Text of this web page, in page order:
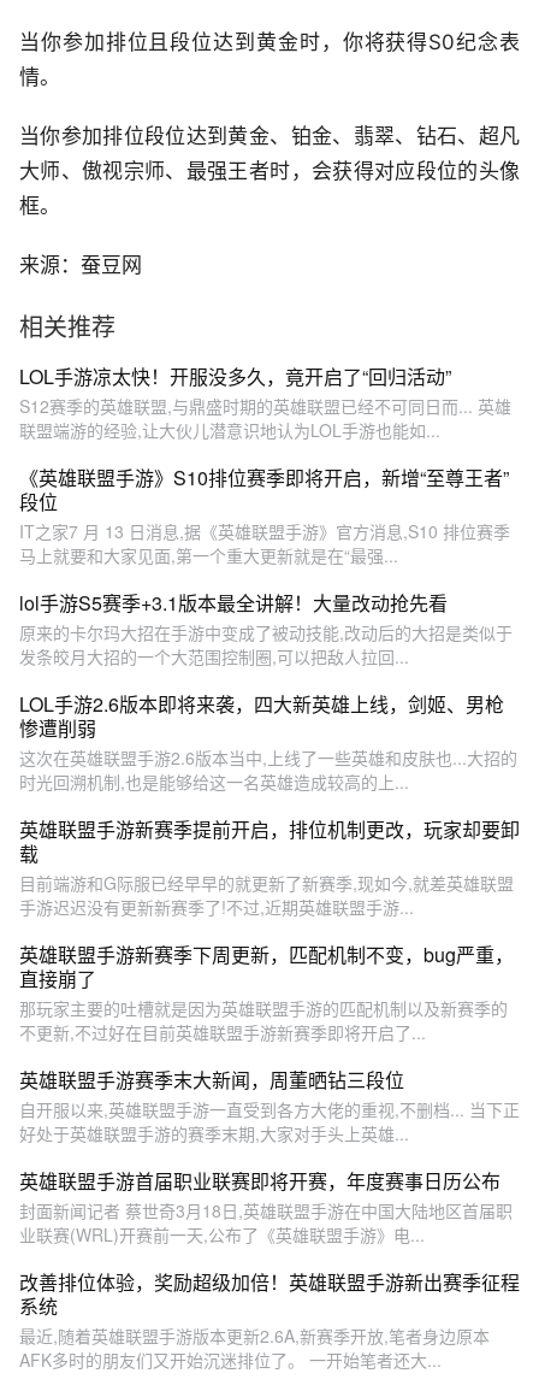
当你参加排位且段位达到黄金时，你将获得S0纪念表
情。
当你参加排位段位达到黄金、铂金、翡翠、钻石、超凡
大师、傲视宗师、最强王者时，会获得对应段位的头像
框。
来源：蚕豆网
相关推荐
​LOL手游凉太快！开服没多久，竟开启了“回归活动”
S12赛季的英雄联盟,与鼎盛时期的英雄联盟已经不可同日而... 英雄
联盟端游的经验,让大伙儿潜意识地认为LOL手游也能如...
《英雄联盟手游》S10排位赛季即将开启，新增“至尊王者”
段位
IT之家7 月 13 日消息,据《英雄联盟手游》官方消息,S10 排位赛季
马上就要和大家见面,第一个重大更新就是在“最强...
lol手游S5赛季+3.1版本最全讲解！大量改动抢先看
原来的卡尔玛大招在手游中变成了被动技能,改动后的大招是类似于
发条皎月大招的一个大范围控制圈,可以把敌人拉回...
LOL手游2.6版本即将来袭，四大新英雄上线，剑姬、男枪
惨遭削弱
这次在英雄联盟手游2.6版本当中,上线了一些英雄和皮肤也...大招的
时光回溯机制,也是能够给这一名英雄造成较高的上...
英雄联盟手游新赛季提前开启，排位机制更改，玩家却要卸
载
目前端游和G际服已经早早的就更新了新赛季,现如今,就差英雄联盟
手游迟迟没有更新新赛季了!不过,近期英雄联盟手游...
英雄联盟手游新赛季下周更新，匹配机制不变，bug严重，
直接崩了
那玩家主要的吐槽就是因为英雄联盟手游的匹配机制以及新赛季的
不更新,不过好在目前英雄联盟手游新赛季即将开启了...
英雄联盟手游赛季末大新闻，周董晒钻三段位
自开服以来,英雄联盟手游一直受到各方大佬的重视,不删档... 当下正
好处于英雄联盟手游的赛季末期,大家对手头上英雄...
英雄联盟手游首届职业联赛即将开赛，年度赛事日历公布
封面新闻记者 蔡世奇3月18日,英雄联盟手游在中国大陆地区首届职
业联赛(WRL)开赛前一天,公布了《英雄联盟手游》电...
改善排位体验，奖励超级加倍！英雄联盟手游新出赛季征程
系统
最近,随着英雄联盟手游版本更新2.6A,新赛季开放,笔者身边原本
AFK多时的朋友们又开始沉迷排位了。 一开始笔者还大...